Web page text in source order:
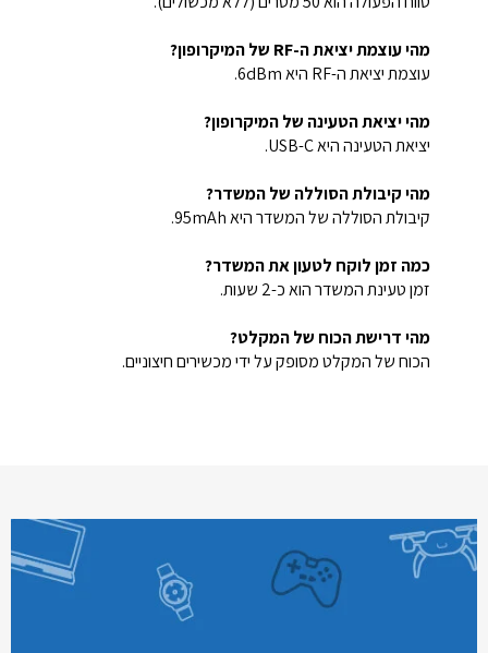
מהי עוצמת יציאת ה-RF של המיקרופון?
עוצמת יציאת ה-RF היא 6dBm.
מהי יציאת הטעינה של המיקרופון?
יציאת הטעינה היא USB-C.
מהי קיבולת הסוללה של המשדר?
קיבולת הסוללה של המשדר היא 95mAh.
כמה זמן לוקח לטעון את המשדר?
זמן טעינת המשדר הוא כ-2 שעות.
מהי דרישת הכוח של המקלט?
הכוח של המקלט מסופק על ידי מכשירים חיצוניים.